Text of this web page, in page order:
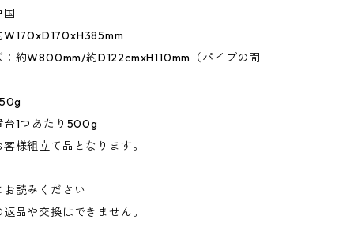
国
W170xD170xH385mm
約W800mm/約D122cmxH110mm（パイプの間
台1つあたり500g
様組立て品となります。
読みください
品や交換はできません。